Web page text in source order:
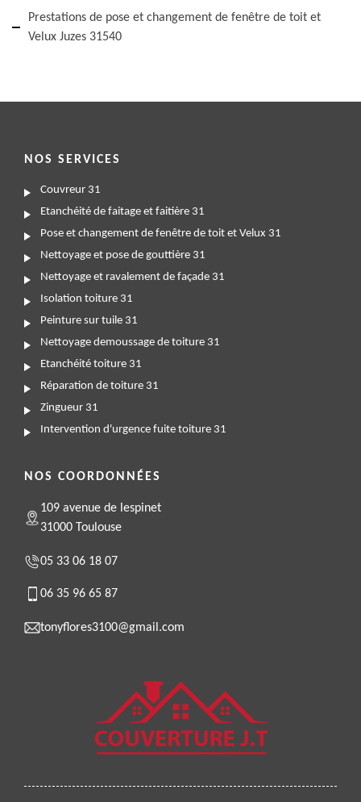
Prestations de pose et changement de fenêtre de toit et
Velux Juzes 31540
NOS SERVICES
Couvreur 31
Etanchéité de faitage et faitière 31
Pose et changement de fenêtre de toit et Velux 31
Nettoyage et pose de gouttière 31
Nettoyage et ravalement de façade 31
Isolation toiture 31
Peinture sur tuile 31
Nettoyage demoussage de toiture 31
Etanchéité toiture 31
Réparation de toiture 31
Zingueur 31
Intervention d'urgence fuite toiture 31
NOS COORDONNÉES
109 avenue de lespinet
31000 Toulouse
05 33 06 18 07
06 35 96 65 87
tonyflores3100@gmail.com